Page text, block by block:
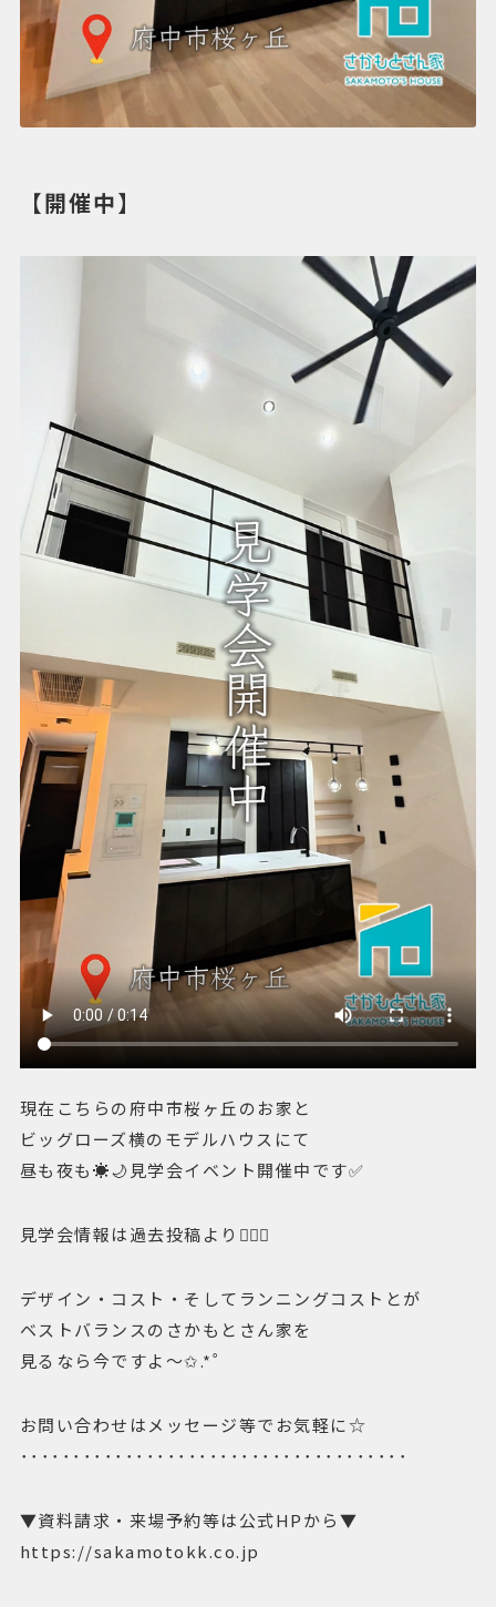
【開催中】
現在こちらの府中市桜ヶ丘のお家と
ビッグローズ横のモデルハウスにて
昼も夜も☀️🌙見学会イベント開催中です✅
見学会情報は過去投稿より💁🏻‍♀️
デザイン・コスト・そしてランニングコストとが
ベストバランスのさかもとさん家を
見るなら今ですよ〜✩.*˚
お問い合わせはメッセージ等でお気軽に☆
･････････････････････････････････････
▼資料請求・来場予約等は公式HPから▼
https://sakamotokk.co.jp